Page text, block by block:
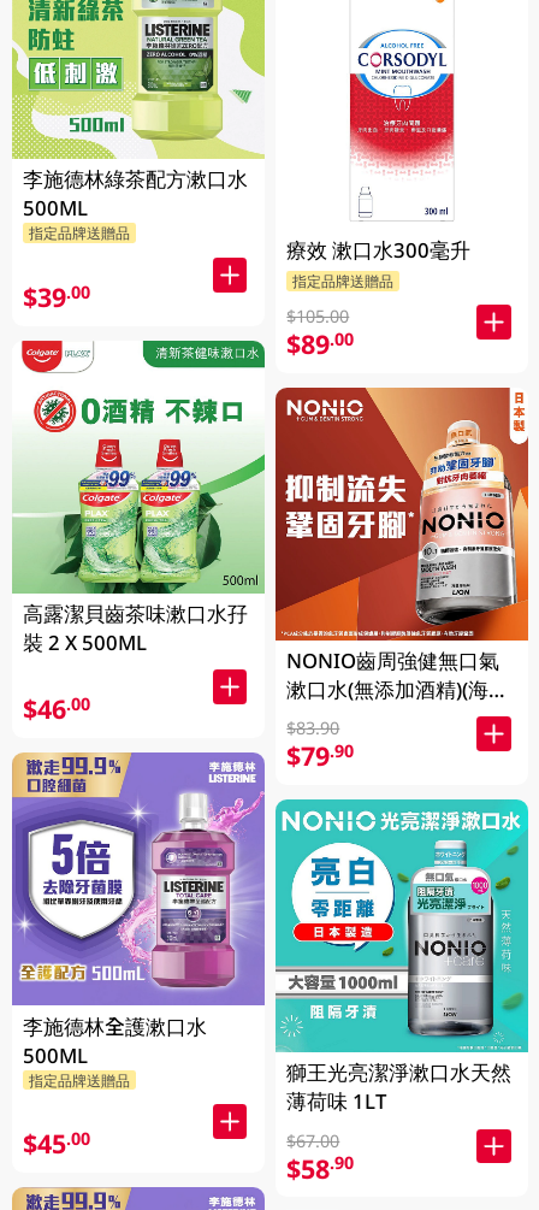
李施德林綠茶配方漱口水
500ML
指定品牌送贈品
$39.00
高露潔貝齒茶味漱口水孖
裝 2 X 500ML
$46.00
李施德林全護漱口水
500ML
指定品牌送贈品
$45.00
療效 漱口水300毫升
指定品牌送贈品
$105.00
$89.00
NONIO齒周強健無口氣
漱口水(無添加酒精)(海鹽
薄荷味) 1000ML
$83.90
$79.90
獅王光亮潔淨漱口水天然
薄荷味 1LT
$67.00
$58.90